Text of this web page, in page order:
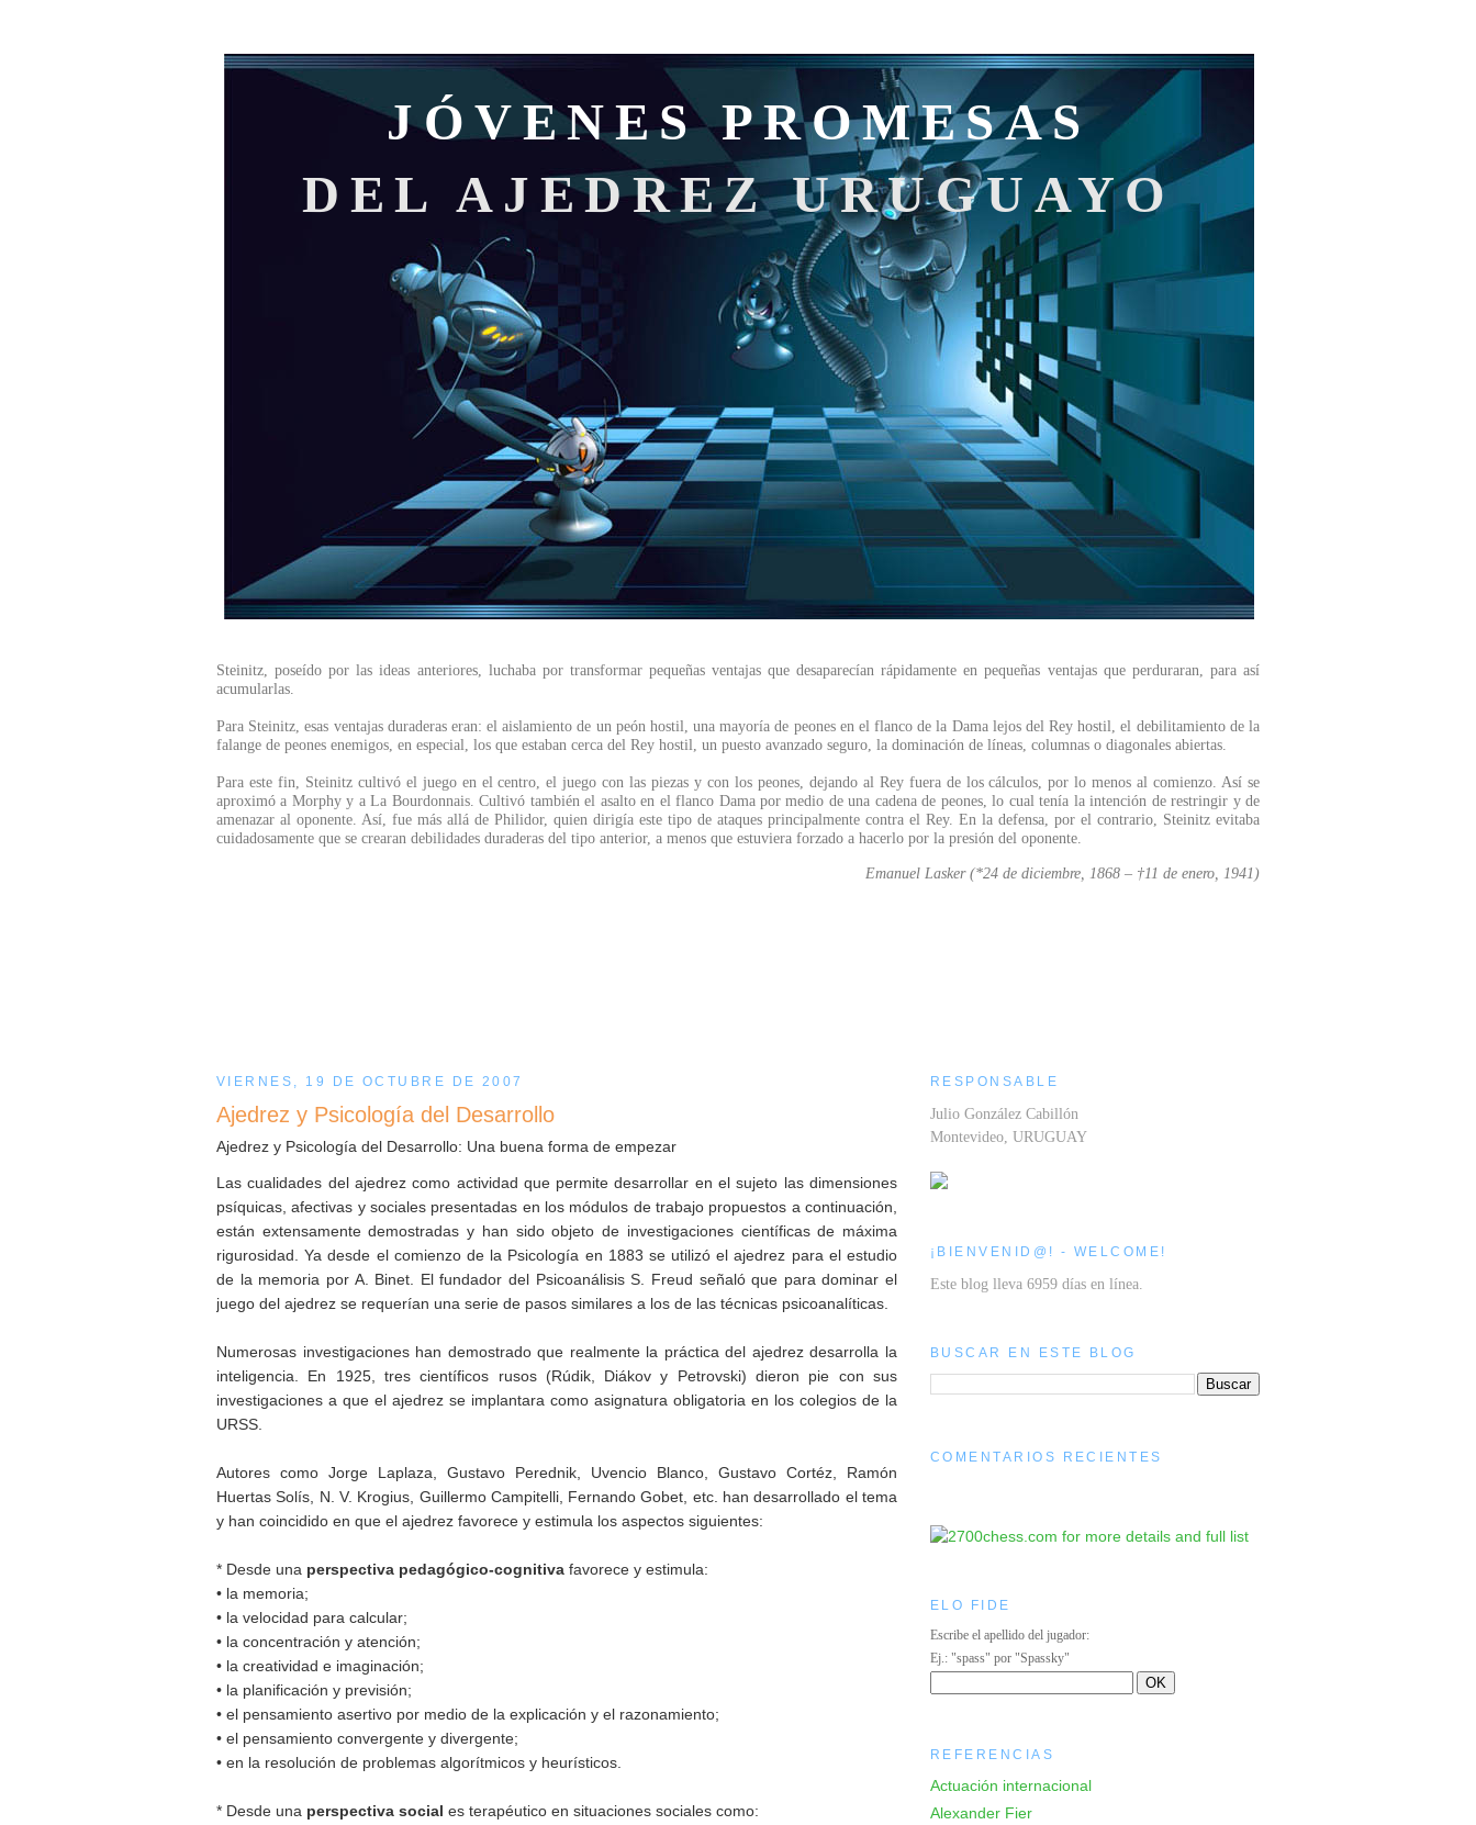
JÓVENES PROMESAS
DEL AJEDREZ URUGUAYO
Steinitz, poseído por las ideas anteriores, luchaba por transformar pequeñas ventajas que desaparecían rápidamente en pequeñas ventajas que perduraran, para así
acumularlas.
Para Steinitz, esas ventajas duraderas eran: el aislamiento de un peón hostil, una mayoría de peones en el flanco de la Dama lejos del Rey hostil, el debilitamiento de la
falange de peones enemigos, en especial, los que estaban cerca del Rey hostil, un puesto avanzado seguro, la dominación de líneas, columnas o diagonales abiertas.
Para este fin, Steinitz cultivó el juego en el centro, el juego con las piezas y con los peones, dejando al Rey fuera de los cálculos, por lo menos al comienzo. Así se
aproximó a Morphy y a La Bourdonnais. Cultivó también el asalto en el flanco Dama por medio de una cadena de peones, lo cual tenía la intención de restringir y de
amenazar al oponente. Así, fue más allá de Philidor, quien dirigía este tipo de ataques principalmente contra el Rey. En la defensa, por el contrario, Steinitz evitaba
cuidadosamente que se crearan debilidades duraderas del tipo anterior, a menos que estuviera forzado a hacerlo por la presión del oponente.
Emanuel Lasker (*24 de diciembre, 1868 – †11 de enero, 1941)
VIERNES, 19 DE OCTUBRE DE 2007
Ajedrez y Psicología del Desarrollo
Ajedrez y Psicología del Desarrollo: Una buena forma de empezar
Las cualidades del ajedrez como actividad que permite desarrollar en el sujeto las dimensiones
psíquicas, afectivas y sociales presentadas en los módulos de trabajo propuestos a continuación,
están extensamente demostradas y han sido objeto de investigaciones científicas de máxima
rigurosidad. Ya desde el comienzo de la Psicología en 1883 se utilizó el ajedrez para el estudio
de la memoria por A. Binet. El fundador del Psicoanálisis S. Freud señaló que para dominar el
juego del ajedrez se requerían una serie de pasos similares a los de las técnicas psicoanalíticas.
Numerosas investigaciones han demostrado que realmente la práctica del ajedrez desarrolla la
inteligencia. En 1925, tres científicos rusos (Rúdik, Diákov y Petrovski) dieron pie con sus
investigaciones a que el ajedrez se implantara como asignatura obligatoria en los colegios de la
URSS.
Autores como Jorge Laplaza, Gustavo Perednik, Uvencio Blanco, Gustavo Cortéz, Ramón
Huertas Solís, N. V. Krogius, Guillermo Campitelli, Fernando Gobet, etc. han desarrollado el tema
y han coincidido en que el ajedrez favorece y estimula los aspectos siguientes:
* Desde una perspectiva pedagógico-cognitiva favorece y estimula:
• la memoria;
• la velocidad para calcular;
• la concentración y atención;
• la creatividad e imaginación;
• la planificación y previsión;
• el pensamiento asertivo por medio de la explicación y el razonamiento;
• el pensamiento convergente y divergente;
• en la resolución de problemas algorítmicos y heurísticos.
* Desde una perspectiva social es terapéutico en situaciones sociales como:
RESPONSABLE
Julio González Cabillón
Montevideo, URUGUAY
¡BIENVENID@! - WELCOME!
Este blog lleva 6959 días en línea.
BUSCAR EN ESTE BLOG
COMENTARIOS RECIENTES
ELO FIDE
Escribe el apellido del jugador:
Ej.: "spass" por "Spassky"
REFERENCIAS
Actuación internacional
Alexander Fier